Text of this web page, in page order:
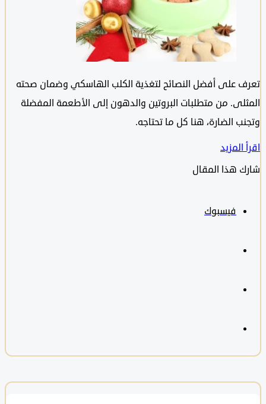
على أفضل النصائح لتغذية الكلب الهاسكي وضمان صحته
من متطلبات البروتين والدهون إلى الأطعمة المفضلة
الضارة، هنا كل ما تحتاجه.
هذا المقال
فيسبوك